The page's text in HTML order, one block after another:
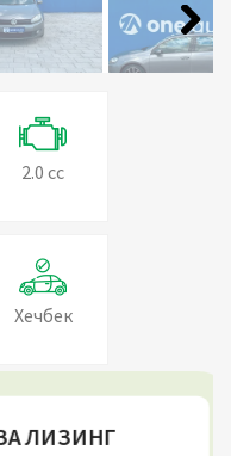
Next
2.0 cc
Хечбек
ЛИЗИНГ